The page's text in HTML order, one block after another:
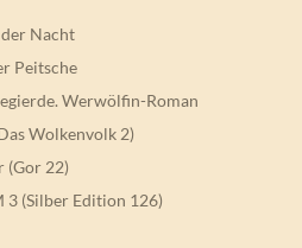
Nacht
Peitsche
Werwölfin-Roman
Wolkenvolk 2)
(Gor 22)
3 (Silber Edition 126)